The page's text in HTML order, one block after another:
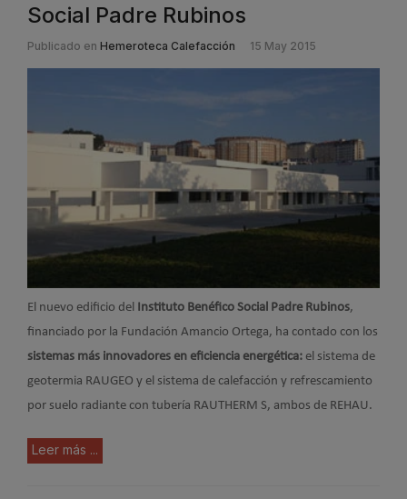
Social Padre Rubinos
Publicado en Hemeroteca Calefacción 15 May 2015
El nuevo edificio del Instituto Benéfico Social Padre Rubinos,
financiado por la Fundación Amancio Ortega, ha contado con los
sistemas más innovadores en eficiencia energética: el sistema de
geotermia RAUGEO y el sistema de calefacción y refrescamiento
por suelo radiante con tubería RAUTHERM S, ambos de REHAU.
Leer más ...